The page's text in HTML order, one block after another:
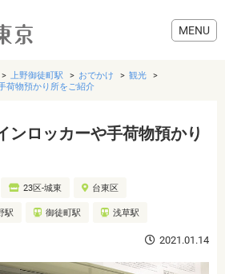
上野御徒町駅 おでかけ
観光
荷物預かり所をご紹介
ンロッカーや手荷物預かり
23区-城東 台東区
駅 御徒町駅 浅草駅
2021.01.14